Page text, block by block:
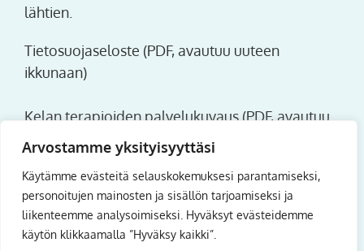
Arvostamme yksityisyyttäsi
Käytämme evästeitä selauskokemuksesi parantamiseksi,
personoitujen mainosten ja sisällön tarjoamiseksi ja
liikenteemme analysoimiseksi. Hyväksyt evästeidemme
käytön klikkaamalla ”Hyväksy kaikki”.
lähtien.
Tietosuojaseloste (PDF, avautuu uuteen
ikkunaan)
Kelan terapioiden palvelukuvaus (PDF, avautuu
uuteen ikkunaan)
Omavalvontasuunnitelma (PDF, avautuu uuteen
ikkunaan)
Saavutettavuusseloste